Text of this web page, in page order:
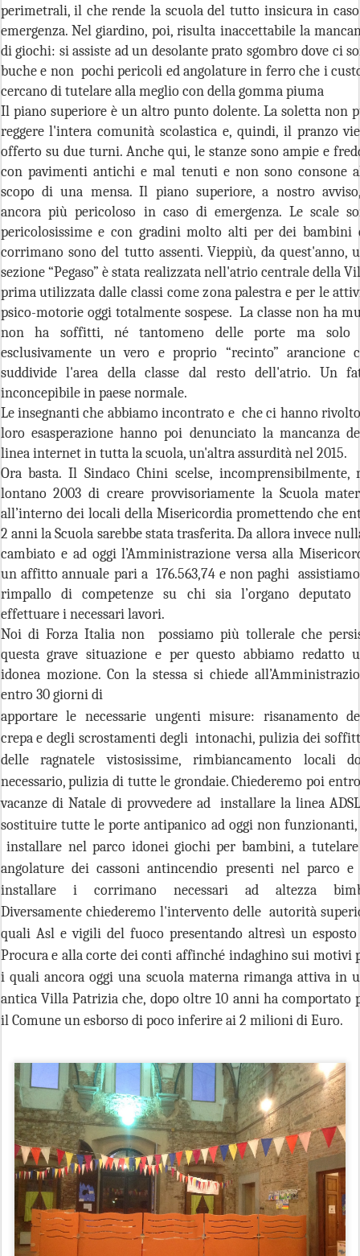
perimetrali, il che rende la scuola del tutto insicura in
emergenza. Nel giardino, poi, risulta inaccettabile la
di giochi: si assiste ad un desolante prato sgombro dove ci
buche e non pochi pericoli ed angolature in ferro che i
cercano di tutelare alla meglio con della gomma piuma
Il piano superiore è un altro punto dolente. La soletta non
reggere l'intera comunità scolastica e, quindi, il pranzo
offerto su due turni. Anche qui, le stanze sono ampie e
con pavimenti antichi e mal tenuti e non sono consone
scopo di una mensa. Il piano superiore, a nostro
ancora più pericoloso in caso di emergenza. Le scale
pericolosissime e con gradini molto alti per dei bambini
corrimano sono del tutto assenti. Vieppiù, da quest'anno,
sezione “Pegaso” è stata realizzata nell'atrio centrale della
prima utilizzata dalle classi come zona palestra e per le
psico-motorie oggi totalmente sospese. La classe non ha
non ha soffitti, né tantomeno delle porte ma solo
esclusivamente un vero e proprio “recinto” arancione
suddivide l'area della classe dal resto dell'atrio. Un
inconcepibile in paese normale.
Le insegnanti che abbiamo incontrato e che ci hanno
loro esasperazione hanno poi denunciato la mancanza
linea internet in tutta la scuola, un'altra assurdità nel 2015.
Ora basta. Il Sindaco Chini scelse, incomprensibilmente,
lontano 2003 di creare provvisoriamente la Scuola
all’interno dei locali della Misericordia promettendo che
2 anni la Scuola sarebbe stata trasferita. Da allora invece
cambiato e ad oggi l’Amministrazione versa alla
un affitto annuale pari a 176.563,74 e non paghi
rimpallo di competenze su chi sia l’organo deputato
effettuare i necessari lavori.
Noi di Forza Italia non possiamo più tollerale che
questa grave situazione e per questo abbiamo redatto
idonea mozione. Con la stessa si chiede
entro 30 giorni di
apportare le necessarie ungenti misure: risanamento
crepa e degli scrostamenti degli intonachi, pulizia dei
delle ragnatele vistosissime, rimbiancamento locali
necessario, pulizia di tutte le grondaie. Chiederemo poi
vacanze di Natale di provvedere ad installare la linea
sostituire tutte le porte antipanico ad oggi non funzionanti,
installare nel parco idonei giochi per bambini, a
angolature dei cassoni antincendio presenti nel parco e
installare i corrimano necessari ad altezza
Diversamente chiederemo l'intervento delle autorità
quali Asl e vigili del fuoco presentando altresì un
Procura e alla corte dei conti affinché indaghino sui motivi
i quali ancora oggi una scuola materna rimanga attiva in
antica Villa Patrizia che, dopo oltre 10 anni ha comportato
il Comune un esborso di poco inferire ai 2 milioni di Euro.